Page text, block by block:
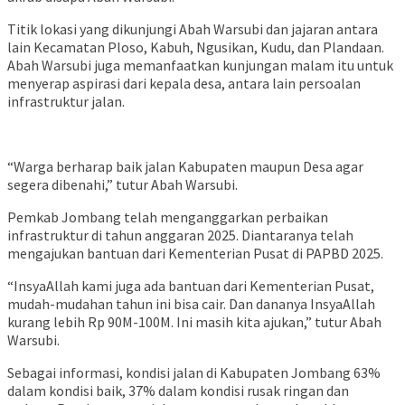
Titik lokasi yang dikunjungi Abah Warsubi dan jajaran antara
lain Kecamatan Ploso, Kabuh, Ngusikan, Kudu, dan Plandaan.
Abah Warsubi juga memanfaatkan kunjungan malam itu untuk
menyerap aspirasi dari kepala desa, antara lain persoalan
infrastruktur jalan.
“Warga berharap baik jalan Kabupaten maupun Desa agar
segera dibenahi,” tutur Abah Warsubi.
Pemkab Jombang telah menganggarkan perbaikan
infrastruktur di tahun anggaran 2025. Diantaranya telah
mengajukan bantuan dari Kementerian Pusat di PAPBD 2025.
“InsyaAllah kami juga ada bantuan dari Kementerian Pusat,
mudah-mudahan tahun ini bisa cair. Dan dananya InsyaAllah
kurang lebih Rp 90M-100M. Ini masih kita ajukan,” tutur Abah
Warsubi.
Sebagai informasi, kondisi jalan di Kabupaten Jombang 63%
dalam kondisi baik, 37% dalam kondisi rusak ringan dan